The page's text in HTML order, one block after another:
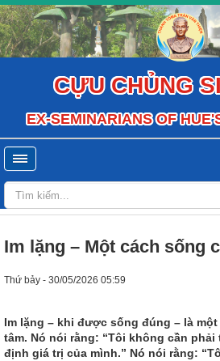
CỰU CHỦNG
EX-SEMINARIANS OF
Im lặng – Một cách sống
Thứ bảy - 30/05/2026 05:59
Im lặng – khi được sống đúng – là
tâm. Nó nói rằng: “Tôi không cần phải
định giá trị của mình.” Nó nói rằng: